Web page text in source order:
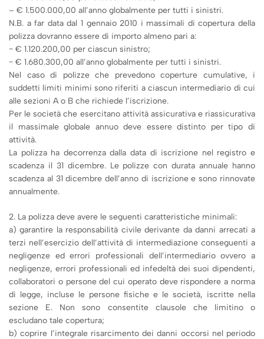
– € 1.500.000,00 all’anno globalmente per tutti i sinistri.
N.B. a far data dal 1 gennaio 2010 i massimali di copertura della
polizza dovranno essere di importo almeno pari a:
− € 1.120.200,00 per ciascun sinistro;
− € 1.680.300,00 all’anno globalmente per tutti i sinistri.
Nel caso di polizze che prevedono coperture cumulative, i
suddetti limiti minimi sono riferiti a ciascun intermediario di cui
alle sezioni A o B che richiede l’iscrizione.
Per le società che esercitano attività assicurativa e riassicurativa
il massimale globale annuo deve essere distinto per tipo di
attività.
La polizza ha decorrenza dalla data di iscrizione nel registro e
scadenza il 31 dicembre. Le polizze con durata annuale hanno
scadenza al 31 dicembre dell’anno di iscrizione e sono rinnovate
annualmente.
2. La polizza deve avere le seguenti caratteristiche minimali:
a) garantire la responsabilità civile derivante da danni arrecati a
terzi nell’esercizio dell’attività di intermediazione conseguenti a
negligenze ed errori professionali dell’intermediario ovvero a
negligenze, errori professionali ed infedeltà dei suoi dipendenti,
collaboratori o persone del cui operato deve rispondere a norma
di legge, incluse le persone fisiche e le società, iscritte nella
sezione E. Non sono consentite clausole che limitino o
escludano tale copertura;
b) coprire l’integrale risarcimento dei danni occorsi nel periodo